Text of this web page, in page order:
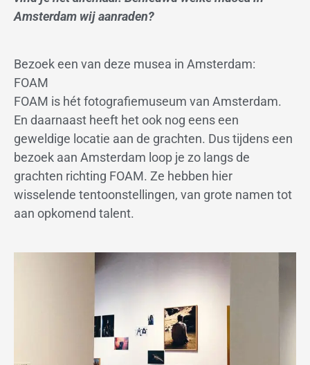
Amsterdam wij aanraden?
Bezoek een van deze musea in Amsterdam:
FOAM
FOAM is hét fotografiemuseum van Amsterdam.
En daarnaast heeft het ook nog eens een
geweldige locatie aan de grachten. Dus tijdens een
bezoek aan Amsterdam loop je zo langs de
grachten richting FOAM. Ze hebben hier
wisselende tentoonstellingen, van grote namen tot
aan opkomend talent.